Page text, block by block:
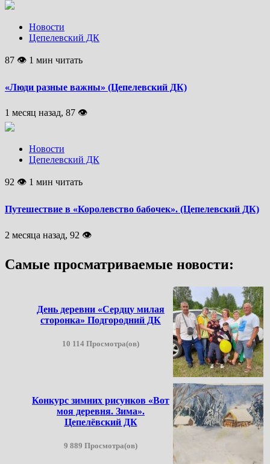
Новости
Цепелевский ДК
87 👁 1 мин читать
«Люди разные важны» (Цепелевский ДК)
1 месяц назад, 87 👁
Новости
Цепелевский ДК
92 👁 1 мин читать
Путешествие в «Королевство бабочек». (Цепелевский ДК)
2 месяца назад, 92 👁
Самые просматриваемые новости:
День деревни «Сердцу милая
сторонка» Подгородний ДК
10 114 Просмотра(ов)
Конкурс зимних рисунков «Вот
моя деревня. Зима».
Цепелёвский ДК
9 889 Просмотра(ов)